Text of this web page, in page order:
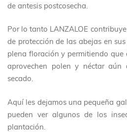
de antesis postcosecha.
Por lo tanto LANZALOE
de protección de las abejas en
plena floración y permitiendo que
aprovechen polen y néctar aún
secado.
Aquí les dejamos una pequeña
pueden ver algunos de los
plantación.